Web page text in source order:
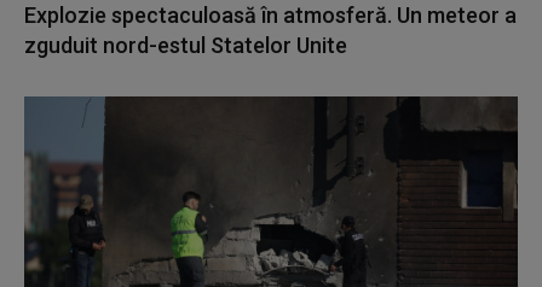
Explozie spectaculoasă în atmosferă. Un meteor a
zguduit nord-estul Statelor Unite